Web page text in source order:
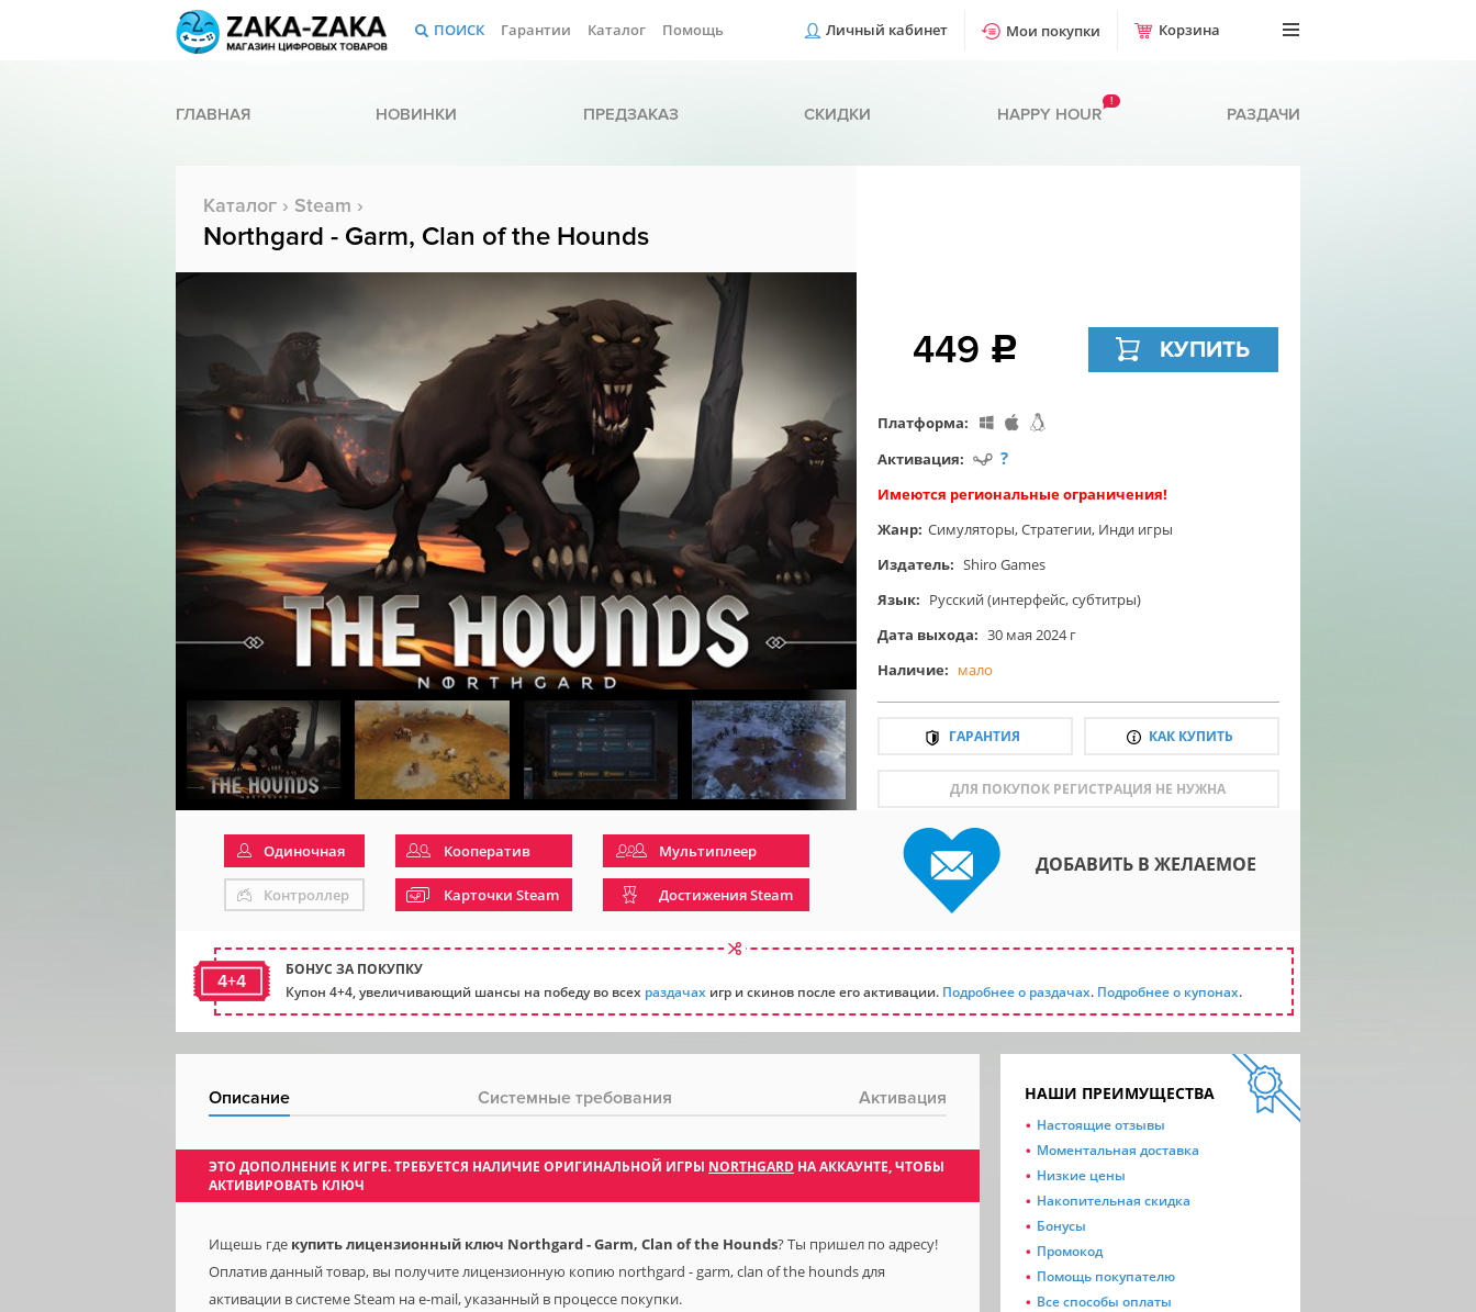
ПОИСК Гарантии Каталог Помощь Личный кабинет Мои покупки Корзина
ГЛАВНАЯ НОВИНКИ ПРЕДЗАКАЗ СКИДКИ HAPPY HOUR
!
РАЗДАЧИ
Каталог › Steam ›
Northgard - Garm, Clan of the Hounds
449 c КУПИТЬ
Платформа:
Активация:
?
Имеются региональные ограничения!
Жанр: Симуляторы,Стратегии, Инди игры
Издатель: Shiro Games
Язык: Русский (интерфейс, субтитры)
Дата выхода: 30 мая 2024 г
Наличие: мало
ГАРАНТИЯ КАК КУПИТЬ
ДЛЯ ПОКУПОК РЕГИСТРАЦИЯ НЕ НУЖНА
Одиночная Кооператив Мультиплеер
Контроллер Карточки Steam Достижения Steam
ДОБАВИТЬ В ЖЕЛАЕМОЕ
4+4
БОНУС ЗА ПОКУПКУ
Купон 4+4, увеличивающий шансы на победу во всех раздачах игр и скинов после его активации. Подробнее о раздачах. Подробнее о купонах.
Описание Системные требования Активация
ЭТО ДОПОЛНЕНИЕ К ИГРЕ. ТРЕБУЕТСЯ НАЛИЧИЕ ОРИГИНАЛЬНОЙ ИГРЫ NORTHGARD НА АККАУНТЕ, ЧТОБЫ
АКТИВИРОВАТЬ КЛЮЧ
Ищешь где купить лицензионный ключ Northgard - Garm, Clan of the Hounds? Ты пришел по адресу!
Оплатив данный товар, вы получите лицензионную копию northgard - garm, clan of the hounds для
активации в системе Steam на e-mail, указанный в процессе покупки.
НАШИ ПРЕИМУЩЕСТВА
Настоящие отзывы
Моментальная доставка
Низкие цены
Накопительная скидка
Бонусы
Промокод
Помощь покупателю
Все способы оплаты